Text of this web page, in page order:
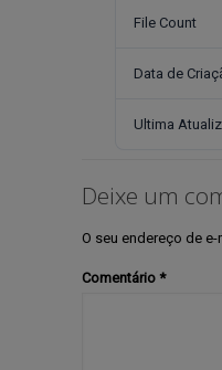
File Count
Data de
Ultima
Deixe um
O seu endereço de
Comentário *